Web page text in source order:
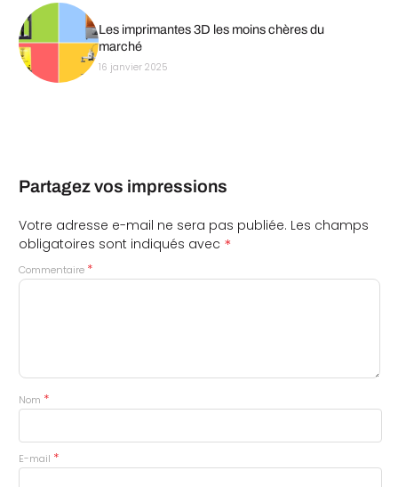
Les imprimantes 3D les moins chères du
marché
16 janvier 2025
Partagez vos impressions
Votre adresse e-mail ne sera pas publiée. Les champs
obligatoires sont indiqués avec *
Commentaire *
Nom *
E-mail *